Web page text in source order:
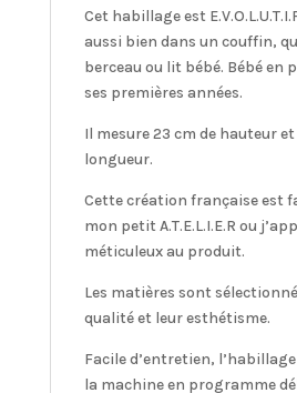
Cet habillage est
aussi bien dans un couffin,
berceau ou lit bébé. Bébé en
ses premières années.
Il mesure 23 cm de hauteur et
longueur.
Cette création française est
mon petit A.T.E.L.I.E.R ou
méticuleux au produit.
Les matières sont
qualité et leur esthétisme.
Facile d’entretien,
la machine en programme